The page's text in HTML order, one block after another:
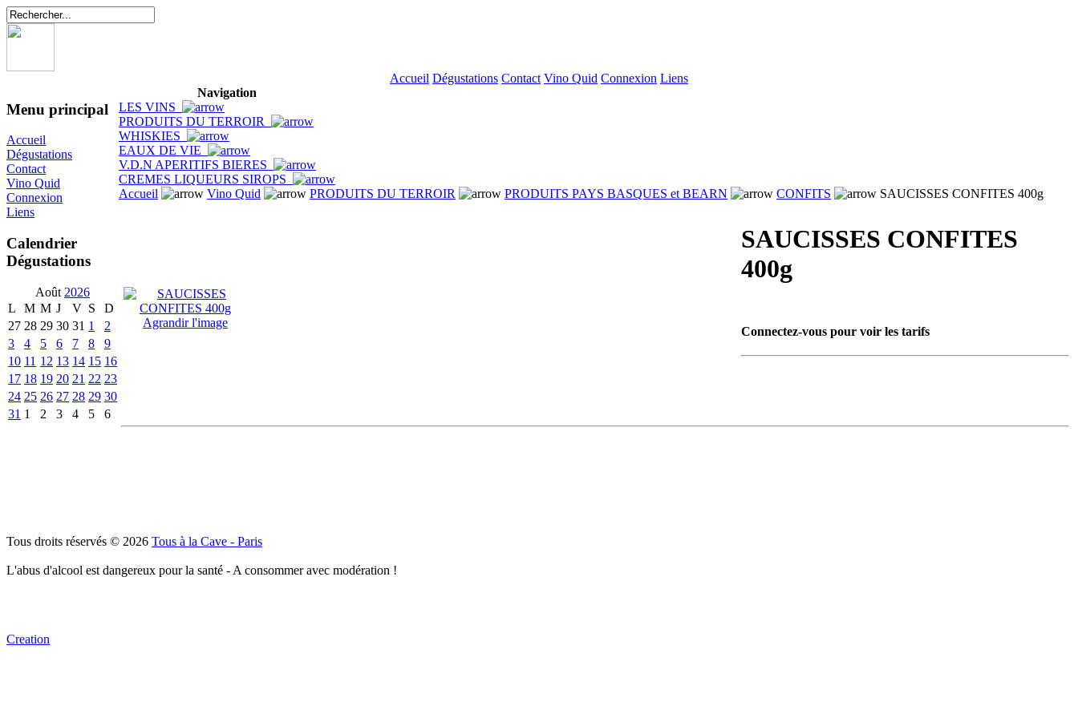
Accueil Dégustations Contact Vino Quid Connexion Liens
Menu principal
Accueil
Dégustations
Contact
Vino Quid
Connexion
Liens
Calendrier
Dégustations
Août 2026
L
M M J V S
D
27 28 29 30 31 1
2
3
4 5 6 7 8
9
10 11 12 13 14 15 16
17 18 19 20 21 22 23
24 25 26 27 28 29 30
31 1 2 3 4 5 6
Navigation
LES VINS
PRODUITS DU TERROIR
WHISKIES
EAUX DE VIE
V.D.N APERITIFS BIERES
CREMES LIQUEURS SIROPS
Accueil
Vino Quid PRODUITS DU TERROIR PRODUITS PAYS BASQUES et BEARN CONFITS SAUCISSES CONFITES 400g
Agrandir l'image
SAUCISSES CONFITES
400g
Connectez-vous pour voir les tarifs
Tous droits réservés © 2026 Tous à la Cave - Paris
L'abus d'alcool est dangereux pour la santé - A consommer avec modération !
Creation